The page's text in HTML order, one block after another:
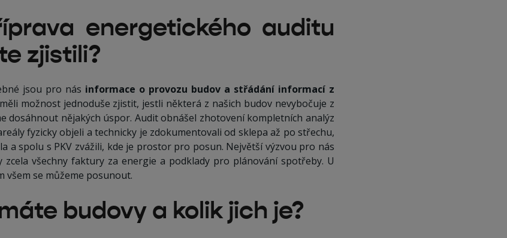
energetického auditu
zjistili?
jsou pro nás informace o provozu budov a střádání informací z
možnost jednoduše zjistit, jestli některá z našich budov nevybočuje z
dosáhnout nějakých úspor. Audit obnášel zhotovení kompletních analýz
fyzicky objeli a technicky je zdokumentovali od sklepa až po střechu,
a spolu s PKV zvážili, kde je prostor pro posun. Největší výzvou pro nás
všechny faktury za energie a podklady pro plánování spotřeby. U
všem se můžeme posunout.
budovy a kolik jich je?